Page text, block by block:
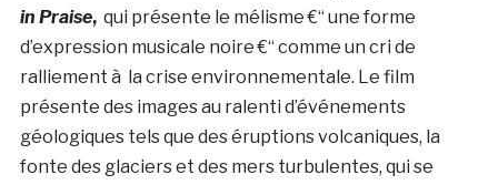
in Praise,qui présente le mélisme €“ une forme
d’expression musicale noire €“ comme un cri de
ralliement à la crise environnementale. Le film
présente des images au ralenti d’événements
géologiques tels que des éruptions volcaniques, la
fonte des glaciers et des mers turbulentes, qui se